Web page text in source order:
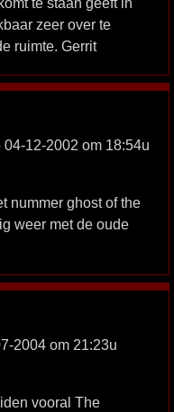
zeer over te
ruimte. Gerrit
12-2002 om 18:54u
nummer ghost of the
weer met de oude
2004 om 21:23u
vooral The